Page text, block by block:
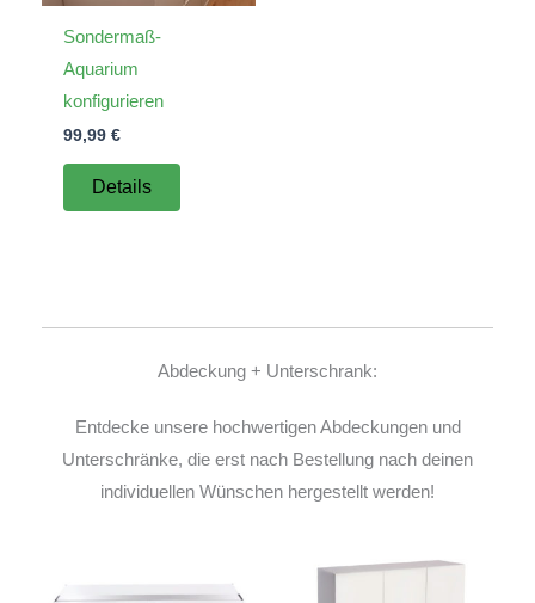
Sondermaß-
Aquarium
konfigurieren
99,99 €
Details
Abdeckung + Unterschrank:
Entdecke unsere hochwertigen Abdeckungen und
Unterschränke, die erst nach Bestellung nach deinen
individuellen Wünschen hergestellt werden!